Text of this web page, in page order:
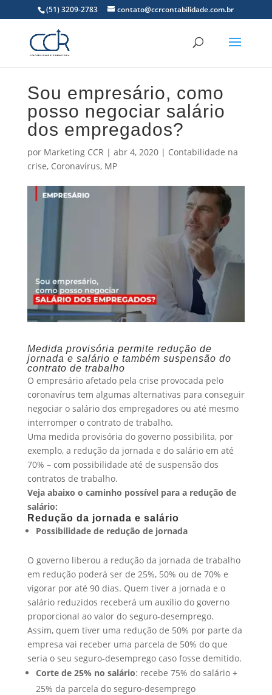
(51) 3209-2783 contato@ccrcontabilidade.com.br
Sou empresário, como
posso negociar salário
dos empregados?
por Marketing CCR | abr 4, 2020| Contabilidade na
crise, Coronavírus, MP
Medida provisória permite redução de
jornada e salário e também suspensão do
contrato de trabalho
O empresário afetado pela crise provocada pelo
coronavírus tem algumas alternativas para conseguir
negociar o salário dos empregadores ou até mesmo
interromper o contrato de trabalho.
Uma medida provisória do governo possibilita, por
exemplo, a redução da jornada e do salário em até
70% – com possibilidade até de suspensão dos
contratos de trabalho.
Veja abaixo o caminho possível para a redução de
salário:
Redução da jornada e salário
Possibilidade de redução de jornada
O governo liberou a redução da jornada de trabalho
em redução poderá ser de 25%, 50% ou de 70% e
vigorar por até 90 dias. Quem tiver a jornada e o
salário reduzidos receberá um auxílio do governo
proporcional ao valor do seguro-desemprego.
Assim, quem tiver uma redução de 50% por parte da
empresa vai receber uma parcela de 50% do que
seria o seu seguro-desemprego caso fosse demitido.
Corte de 25% no salário: recebe 75% do salário +
25% da parcela do seguro-desemprego